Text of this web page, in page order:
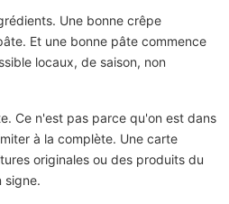
Une bonne crêpe
Et une bonne pâte commence
locaux, de saison, non
Ce n'est pas parce qu'on est dans
à la complète. Une carte
originales ou des produits du
signe.